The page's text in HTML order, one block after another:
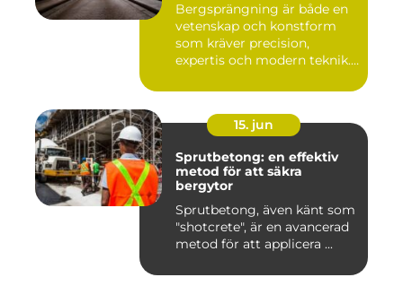
Bergsprängning är både en
vetenskap och konstform
som kräver precision,
expertis och modern teknik.
15. jun
Sprutbetong: en effektiv
metod för att säkra
bergytor
Sprutbetong, även känt som
"shotcrete", är en avancerad
metod för att applicera ...